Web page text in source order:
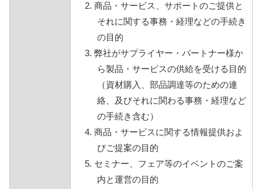
2. 商品・サービス、サポートのご提供と
それに関する事務・経理などの手続き
の目的
3. 弊社がサプライヤー・パートナー様か
ら製品・サービスの供給を受ける目的
（資材購入、部品調達等のための連
絡、及びそれに関わる事務・経理など
の手続き含む）
4. 商品・サービスに関する情報提供およ
びご提案の目的
5. セミナー、フェア等のイベントのご案
内と運営の目的